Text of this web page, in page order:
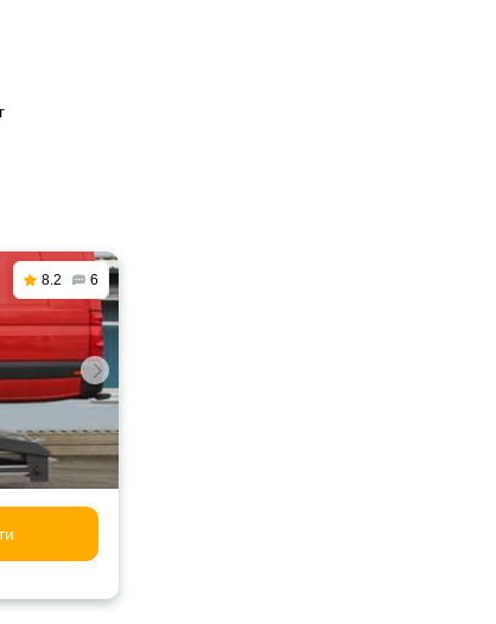
8.2 6